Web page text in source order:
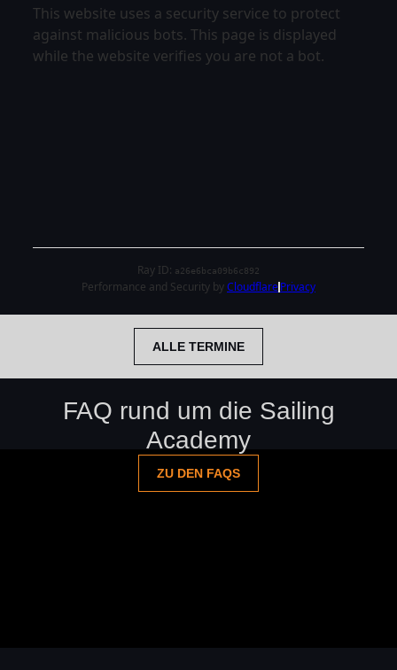
ALLE TERMINE
FAQ rund um die Sailing
Academy
ZU DEN FAQS